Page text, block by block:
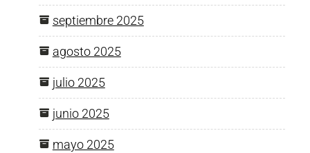
septiembre 2025
agosto 2025
julio 2025
junio 2025
mayo 2025